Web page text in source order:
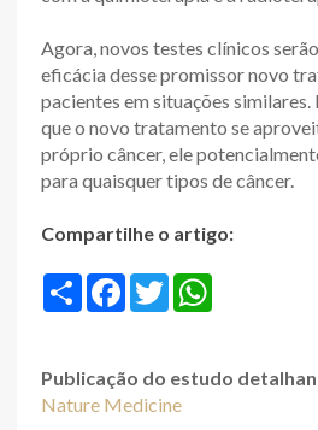
Agora, novos testes clínicos
eficácia desse promissor novo
pacientes em situações
que o novo tratamento se
próprio câncer, ele
para quaisquer tipos de câncer.
Compartilhe o artigo:
S
F
o
o
k
T
w
e
r
A
Publicação do estudo
Nature Medicine